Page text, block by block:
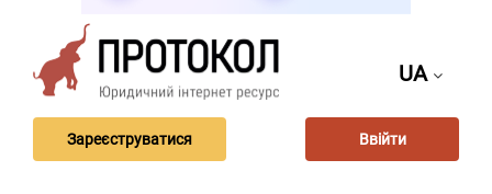
UA
Зареєструватися Ввійти